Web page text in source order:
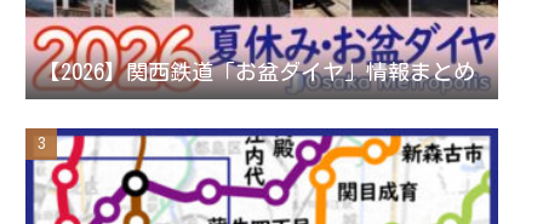
n
n
e
【2026】関西鉄道「お盆ダイヤ」情報まとめ